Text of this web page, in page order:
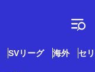
SVリーグ 海外 セ